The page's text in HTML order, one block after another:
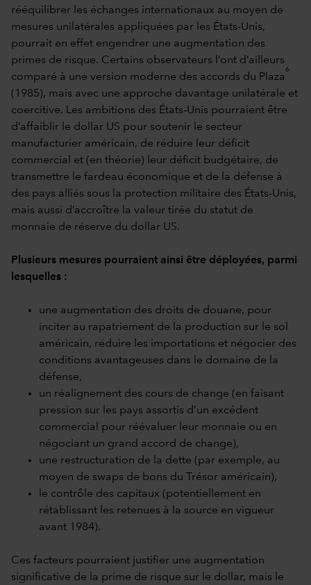
rééquilibrer les échanges internationaux au moyen de
mesures unilatérales appliquées par les États-Unis,
pourrait en effet engendrer une augmentation des
primes de risque. Certains observateurs l’ont d’ailleurs
comparé à une version moderne des accords du Plaza
6
(1985), mais avec une approche davantage unilatérale et
coercitive. Les ambitions des États-Unis pourraient être
d’affaiblir le dollar US pour soutenir le secteur
manufacturier américain, de réduire leur déficit
commercial et (en théorie) leur déficit budgétaire, de
transmettre le fardeau économique et de la défense à
des pays alliés sous la protection militaire des États-Unis,
mais aussi d’accroître la valeur tirée du statut de
monnaie de réserve du dollar US.
Plusieurs mesures pourraient ainsi être déployées, parmi
lesquelles :
une augmentation des droits de douane, pour
inciter au rapatriement de la production sur le sol
américain, réduire les importations et négocier des
conditions avantageuses dans le domaine de la
défense,
un réalignement des cours de change (en faisant
pression sur les pays assortis d’un excédent
commercial pour réévaluer leur monnaie ou en
négociant un grand accord de change),
une restructuration de la dette (par exemple, au
moyen de swaps de bons du Trésor américain),
le contrôle des capitaux (potentiellement en
rétablissant les retenues à la source en vigueur
avant 1984).
Ces facteurs pourraient justifier une augmentation
significative de la prime de risque sur le dollar, mais le